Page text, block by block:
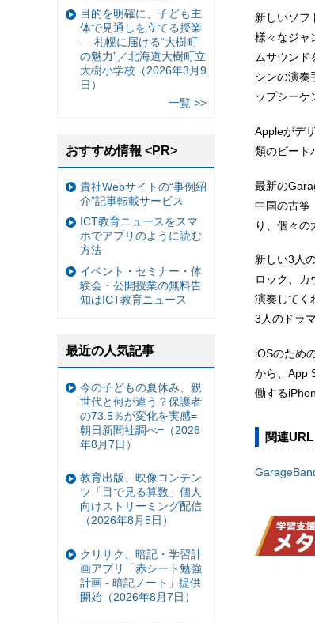
新しいソフ
様々なジャ
ムサウンド
シンの演奏
ップシーケ
Appleがデ
類のビート
最新の
中国の古筝
り、個々の
新しい3人
ロック、カ
演奏してく
3人のドラ
iOSのため
から、App
働する
関連URL
目的を明確に、子ども主
体で見通しを立てる授業
— 札幌に届ける“大樹町
の魅力”／北海道大樹町立
大樹小学校（2026年3月9
日）
一覧 >>
おすすめ情報 <PR>
貴社Webサイトの“事例紹
介”記事転載サービス
ICT教育ニュースをスマ
ホでアプリのように読む
方法
イベント・セミナー・体
験会・公開授業の無料告
知はICT教育ニュース
最近の人気記事
今の子どもの夏休み、親
世代と何が違う？保護者
の73.5％が変化を実感=
朝日新聞社調べ=（2026
年8月7日）
教育出版、映像コンテン
ツ「目で見る算数」個人
向けストリーミング配信
（2026年8月5日）
クリサク、暗記・学習計
画アプリ「赤シート勉強
計画 - 暗記ノート」提供
開始（2026年8月7日）